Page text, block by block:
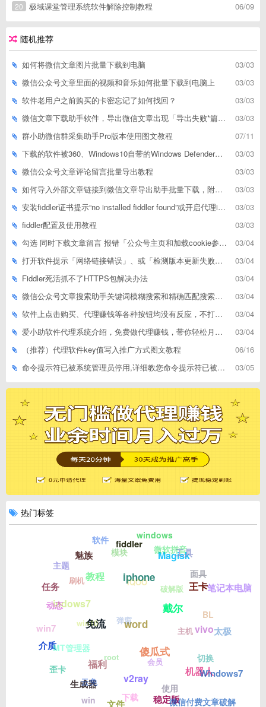
06/09
20 极域课堂管理系统软件解除控制教程
随机推荐
03/03
如何将微信文章图片批量下载到电脑
03/03
微信公众号文章里面的视频和音乐如何批量下载到电脑上
03/03
软件老用户之前购买的卡密忘记了如何找回？
03/03
微信文章下载助手软件，导出微信文章出现「导出失败*篇」如何解决
07/11
群小助微信群采集助手Pro版本使用图文教程
03/03
下载的软件被360、Windows10自带的Windows Defender、腾讯管家等杀毒软件误删了怎么解决
03/03
微信公众号文章评论留言批量导出教程
03/03
如何导入外部文章链接到微信文章导出助手批量下载，附上3种方式
03/03
安装fiddler证书提示“no installed fiddler found”或开启代理ip失败
03/03
fiddler配置及使用教程
03/04
勾选 同时下载文章留言 报错「公众号主页和加载cookie参数不能为空」
03/04
打开软件提示「网络链接错误」、或「检测版本更新失败」等网络问题解决方案
03/04
Fiddler死活抓不了HTTPS包解决办法
03/04
微信公众号文章搜索助手关键词模糊搜索和精确匹配搜索的区别
03/04
软件上点击购买、代理赚钱等各种按钮均没有反应，不打开相应网址怎么解决
03/04
爱小助软件代理系统介绍，免费做代理赚钱，带你轻松月收入过万
06/16
（推荐）代理软件key值写入推广方式图文教程
03/05
命令提示符已被系统管理员停用,详细教您命令提示符已被系统管理员停用怎么办
热门标签
word
免流
福利
v2ray
傻瓜式
戴尔
iphone
教程
indows7
介质
生成器
文件
稳定版
机器人
vivo
王卡
Magisk
fiddler
魅族
任务
win7
歪卡
win
微信付费文章破解
Windows7
太极
笔记本电脑
工具
windows
软件
主题
动态
MT管理器
云免
下载
使用
切换
BL
面具
微软拼音
模块
刷机
win10
root 会员
主机
破解版
iQOO
弹窗